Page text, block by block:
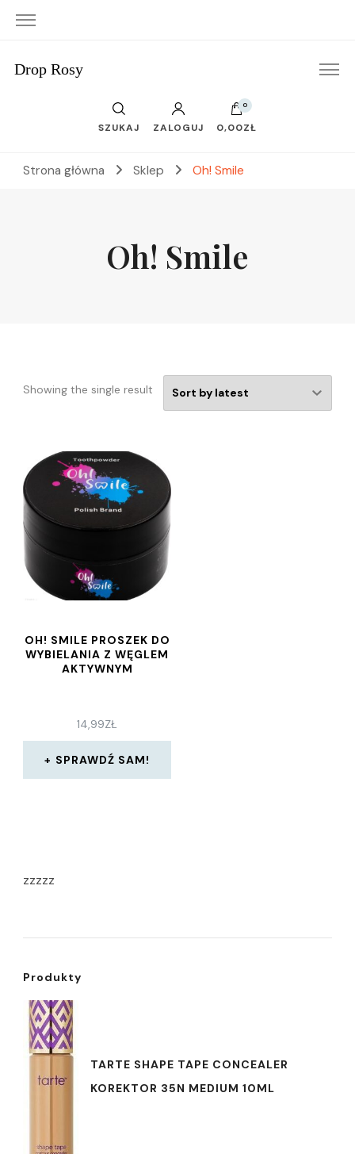
Drop Rosy
SZUKAJ ZALOGUJ
0
0,00ZŁ
Strona główna Sklep Oh! Smile
Oh! Smile
Showing the single result
OH! SMILE PROSZEK DO
WYBIELANIA Z WĘGLEM
AKTYWNYM
14,99ZŁ
SPRAWDŹ SAM!
zzzzz
Produkty
TARTE SHAPE TAPE CONCEALER
KOREKTOR 35N MEDIUM 10ML